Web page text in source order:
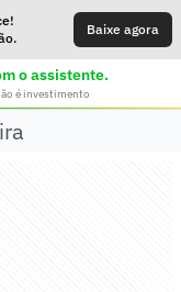
Baixe agora
o assistente.
é investimento